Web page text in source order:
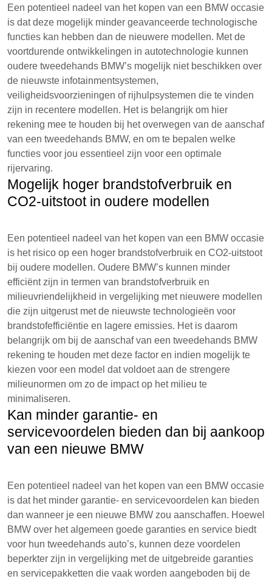
Een potentieel nadeel van het kopen van een BMW occasie
is dat deze mogelijk minder geavanceerde technologische
functies kan hebben dan de nieuwere modellen. Met de
voortdurende ontwikkelingen in autotechnologie kunnen
oudere tweedehands BMW’s mogelijk niet beschikken over
de nieuwste infotainmentsystemen,
veiligheidsvoorzieningen of rijhulpsystemen die te vinden
zijn in recentere modellen. Het is belangrijk om hier
rekening mee te houden bij het overwegen van de aanschaf
van een tweedehands BMW, en om te bepalen welke
functies voor jou essentieel zijn voor een optimale
rijervaring.
Mogelijk hoger brandstofverbruik en
CO2-uitstoot in oudere modellen
Een potentieel nadeel van het kopen van een BMW occasie
is het risico op een hoger brandstofverbruik en CO2-uitstoot
bij oudere modellen. Oudere BMW’s kunnen minder
efficiënt zijn in termen van brandstofverbruik en
milieuvriendelijkheid in vergelijking met nieuwere modellen
die zijn uitgerust met de nieuwste technologieën voor
brandstofefficiëntie en lagere emissies. Het is daarom
belangrijk om bij de aanschaf van een tweedehands BMW
rekening te houden met deze factor en indien mogelijk te
kiezen voor een model dat voldoet aan de strengere
milieunormen om zo de impact op het milieu te
minimaliseren.
Kan minder garantie- en
servicevoordelen bieden dan bij aankoop
van een nieuwe BMW
Een potentieel nadeel van het kopen van een BMW occasie
is dat het minder garantie- en servicevoordelen kan bieden
dan wanneer je een nieuwe BMW zou aanschaffen. Hoewel
BMW over het algemeen goede garanties en service biedt
voor hun tweedehands auto’s, kunnen deze voordelen
beperkter zijn in vergelijking met de uitgebreide garanties
en servicepakketten die vaak worden aangeboden bij de